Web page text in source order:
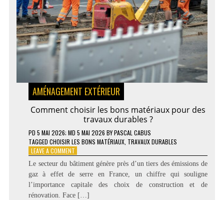
AMÉNAGEMENT EXTÉRIEUR
Comment choisir les bons matériaux pour des
travaux durables ?
PD 5 MAI 2026; MD 5 MAI 2026 BYPASCAL CABUS
TAGGED CHOISIR LES BONS MATÉRIAUX, TRAVAUX DURABLES
LEAVE A COMMENTON
COMMENT
CHOISIR
LES
BONS
MATÉRIAUX
Le secteur du bâtiment génère près d’un tiers des émissions de
gaz à effet de serre en France, un chiffre qui souligne
l’importance capitale des choix de construction et de
rénovation. Face […]